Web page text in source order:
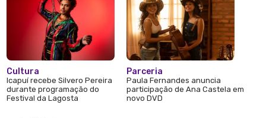
Cultura
Icapuí recebe Silvero Pereira
durante programação do
Festival da Lagosta
Parceria
Paula Fernandes anuncia
participação de Ana Castela em
novo DVD